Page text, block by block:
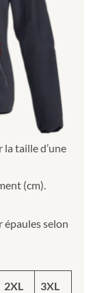
taille d’une
(cm).
épaules selon
2XL 3XL